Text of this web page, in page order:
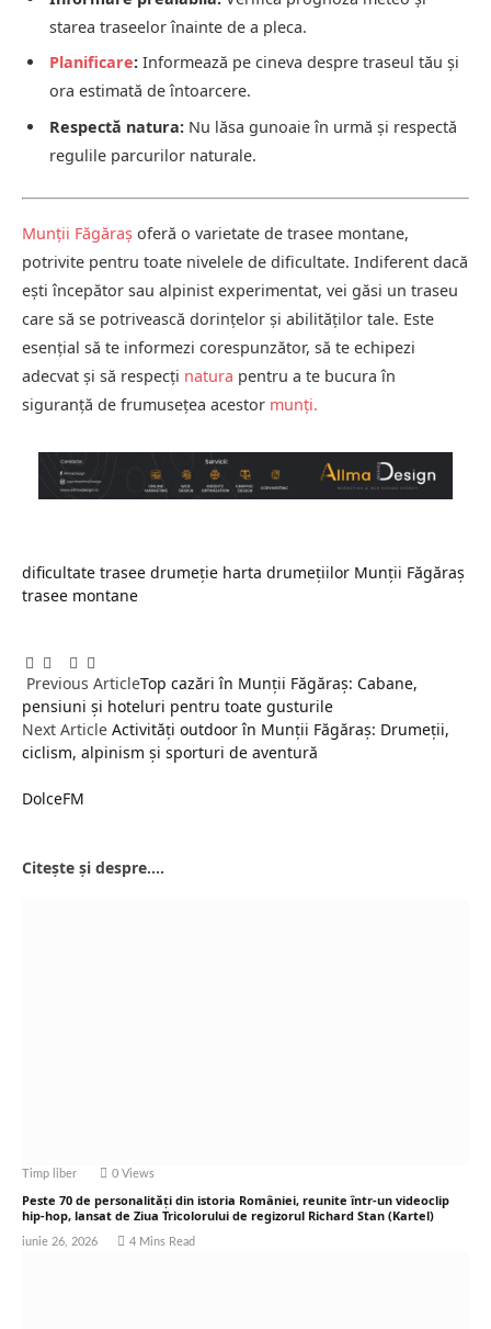
starea traseelor înainte de a pleca.
Planificare: Informează pe cineva despre traseul tău și
ora estimată de întoarcere.
Respectă natura: Nu lăsa gunoaie în urmă și respectă
regulile parcurilor naturale.
Munții Făgăraș oferă o varietate de trasee montane,
potrivite pentru toate nivelele de dificultate. Indiferent dacă
ești începător sau alpinist experimentat, vei găsi un traseu
care să se potrivească dorințelor și abilităților tale. Este
esențial să te informezi corespunzător, să te echipezi
adecvat și să respecți natura pentru a te bucura în
siguranță de frumusețea acestor munți.
dificultate trasee drumeție harta drumețiilor Munții Făgăraș
trasee montane
Facebook
Twitter
Pinterest
LinkedIn
Tumblr
Previous ArticleTop cazări în Munții Făgăraș: Cabane,
pensiuni și hoteluri pentru toate gusturile
Next Article Activități outdoor în Munții Făgăraș: Drumeții,
ciclism, alpinism și sporturi de aventură
DolceFM
Citește și despre....
Timp liber 0 Views
Peste 70 de personalități din istoria României, reunite într-un videoclip
hip-hop, lansat de Ziua Tricolorului de regizorul Richard Stan (Kartel)
iunie 26, 2026 4 Mins Read